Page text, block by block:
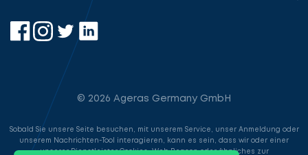
© 2026 Ageras Germany GmbH
Sobald Sie unsere Seite besuchen, mit unserem Service, unser Anmeldung oder
unserem Nachrichten-Tool interagieren, kann es sein, dass wir oder einer
unserer Dienstleister Cookies, Web Beacon oder ähnliches zur